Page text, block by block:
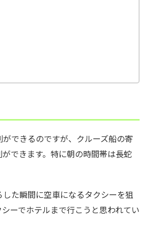
できるのですが、クルーズ船の寄
できます。特に朝の時間帯は長蛇
た瞬間に空車になるタクシーを狙
ーでホテルまで行こうと思われてい